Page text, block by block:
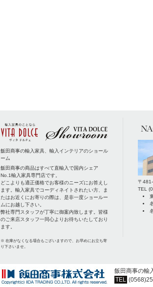
飯田商事の輸入家具、輸入インテリアのショール
ーム
飯田商事の商品はすべて直輸入で国内シェア
No.1輸入家具専門店です。
どこよりも適正価格でお客様のニーズにお答えし
ます。輸入家具でコーディネイトされたい方、ま
たはお近くにお寄りの際は、是非一度ショールー
ムにお越し下さい。
弊社専門スタッフが丁寧に御案内致します。皆様
のご来店スタッフ一同心よりお待ちいたしており
ます。
※ 在庫がなくなる場合もございますので、お早めにお立ち寄
り下さいませ。
〒
TEL
飯田商事の輸
TEL